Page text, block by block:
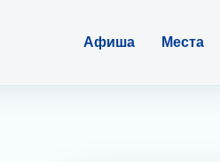
Афиша Места